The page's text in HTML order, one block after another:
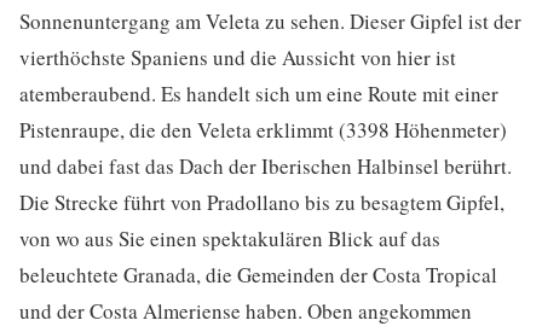
Sonnenuntergang am Veleta zu sehen. Dieser Gipfel ist der
vierthöchste Spaniens und die Aussicht von hier ist
atemberaubend. Es handelt sich um eine Route mit einer
Pistenraupe, die den Veleta erklimmt (3398 Höhenmeter)
und dabei fast das Dach der Iberischen Halbinsel berührt.
Die Strecke führt von Pradollano bis zu besagtem Gipfel,
von wo aus Sie einen spektakulären Blick auf das
beleuchtete Granada, die Gemeinden der Costa Tropical
und der Costa Almeriense haben. Oben angekommen